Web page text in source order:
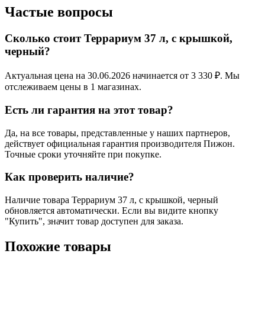
Частые вопросы
Сколько стоит Террариум 37 л, с крышкой,
черный?
Актуальная цена на 30.06.2026 начинается от 3 330 ₽. Мы
отслеживаем цены в 1 магазинах.
Есть ли гарантия на этот товар?
Да, на все товары, представленные у наших партнеров,
действует официальная гарантия производителя Пижон.
Точные сроки уточняйте при покупке.
Как проверить наличие?
Наличие товара Террариум 37 л, с крышкой, черный
обновляется автоматически. Если вы видите кнопку
"Купить", значит товар доступен для заказа.
Похожие товары